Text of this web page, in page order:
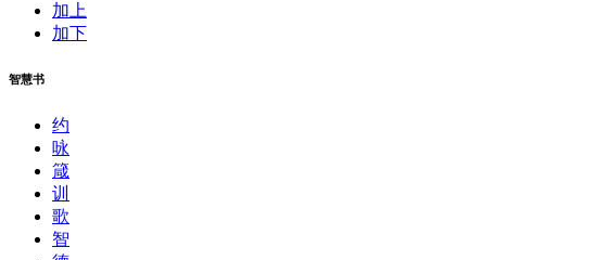
加上
加下
智慧书
约
咏
箴
训
歌
智